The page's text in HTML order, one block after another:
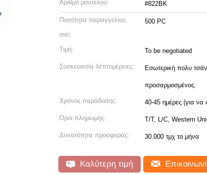
Αριθμό μοντέλου: #822BK
Ποσότητα παραγγελίας
min:
500 PC
Τιμή: To be negotiated
Συσκευασία λεπτομέρειες: Εσωτερική πολυ
προσαρμοσμένος.
Χρόνος παράδοσης: 40-45 ημέρες (για να
Όροι πληρωμής: T/T, L/C, Western
Δυνατότητα προσφοράς: 30.000 τμχ το μήνα
Καλύτερη τιμή